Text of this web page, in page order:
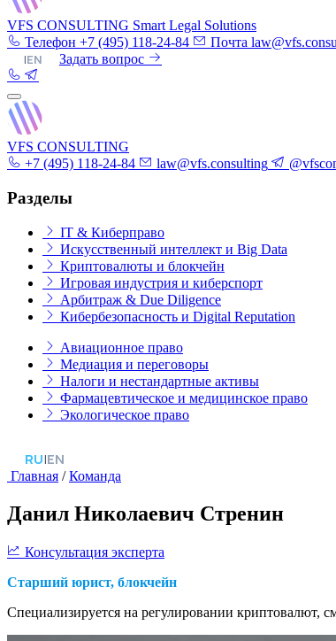
VFS CONSULTING Smart Legal Solutions
Телефон +7 (495) 118-24-84 Почта
|EN Задать вопрос
VFS CONSULTING
+7 (495) 118-24-84
law@vfs.consulting
Разделы
IT & Киберправо
Искусственный интеллект и Big Data
Криптовалюты и блокчейн
Игровая индустрия и киберспорт
Арбитраж & Due Diligence
Кибербезопасность и Digital Reputation
Авиационное право
Медиация и переговоры
Налоги и нестандартные активы
Фармацевтическое и медицинское право
Экологическое право
RU|EN
Главная /Команда
Данил Николаевич Стренин
Консультация эксперта
Старший юрист, блокчейн
Специализируется на регулировании криптовалют,